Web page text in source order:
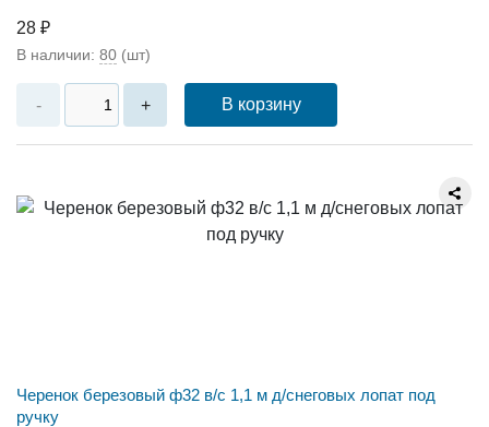
28 ₽
В наличии: 80 (шт)
- + В корзину
Черенок березовый ф32 в/с 1,1 м д/снеговых лопат под
ручку